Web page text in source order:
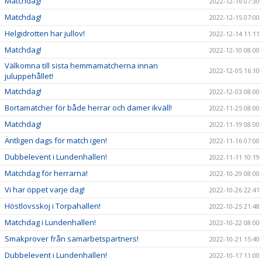
Matchdag! 2022-12-15 07:00
Helgidrotten har jullov! 2022-12-14 11:11
Matchdag! 2022-12-10 08:00
Välkomna till sista hemmamatcherna innan
juluppehållet!
2022-12-05 16:10
Matchdag! 2022-12-03 08:00
Bortamatcher för både herrar och damer ikväll! 2022-11-25 08:00
Matchdag! 2022-11-19 08:00
Äntligen dags för match igen! 2022-11-16 07:00
Dubbelevent i Lundenhallen! 2022-11-11 10:19
Matchdag för herrarna! 2022-10-29 08:00
Vi har öppet varje dag! 2022-10-26 22:41
Höstlovsskoj i Torpahallen! 2022-10-25 21:48
Matchdag i Lundenhallen! 2022-10-22 08:00
Smakprover från samarbetspartners! 2022-10-21 15:40
Dubbelevent i Lundenhallen! 2022-10-17 11:00